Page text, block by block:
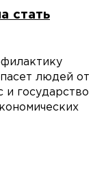
стать
людей от
и государство